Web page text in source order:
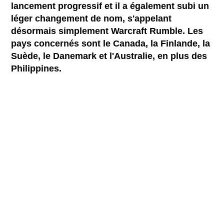
lancement progressif et il a également subi un
léger changement de nom, s'appelant
désormais simplement Warcraft Rumble. Les
pays concernés sont le Canada, la Finlande, la
Suède, le Danemark et l'Australie, en plus des
Philippines.